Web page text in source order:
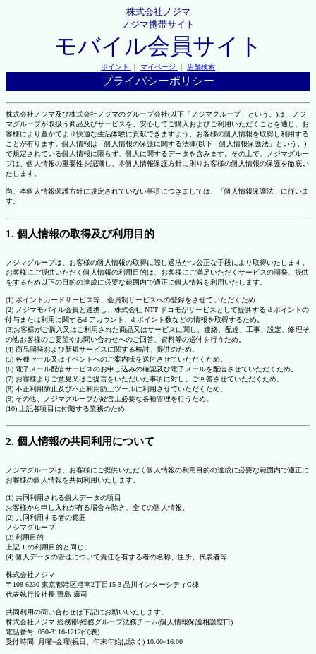
株式会社ノジマ
ノジマ携帯サイト
モバイル会員サイト
ポイント ｜ マイページ ｜ 店舗検索
プライバシーポリシー
株式会社ノジマ及び株式会社ノジマのグループ会社(以下「ノジマグループ」という。)は、ノジ
マグループが取扱う商品及びサービスを、安心してご購入およびご利用いただくことを通じ、お
客様により豊かでより快適な生活体験に貢献できますよう、お客様の個人情報を取得し利用する
ことが有ります。個人情報は「個人情報の保護に関する法律(以下「個人情報保護法」という。)
で規定されている個人情報に限らず、個人に関するデータを含みます。その上で、ノジマグルー
プは、個人情報の重要性を認識し、本個人情報保護方針に則りお客様の個人情報の保護を徹底い
たします。
尚、本個人情報保護方針に規定されていない事項につきましては、「個人情報保護法」に従いま
す。
1. 個人情報の取得及び利用目的
ノジマグループは、お客様の個人情報の取得に際し適法かつ公正な手段により取得いたします。
お客様にご提供いただく個人情報の利用目的は、お客様にご満足いただくサービスの開発、提供
をするため以下の目的の達成に必要な範囲内で適正に個人情報を利用いたします。
(1) ポイントカードサービス等、会員制サービスへの登録をさせていただくため
(2) ノジマモバイル会員と連携し、株式会社 NTT ドコモがサービスとして提供する d ポイントの
付与または利用に関するd アカウント、d ポイント数などの情報を取得するため。
(3)お客様がご購入又はご利用された商品又はサービスに関し、連絡、配達、工事、設定、修理そ
の他お客様のご要望やお問い合わせへのご回答、資料等の送付を行うため。
(4) 商品開発および新規サービスに関する検討、提供のため。
(5) 各種セール又はイベントへのご案内状を送付させていただくため。
(6) 電子メール配信サービスのお申し込みの確認及び電子メールを配信させていただくため。
(7) お客様よりご意見又はご提言をいただいた事項に対し、ご回答させていただくため。
(8) 不正利用防止及び不正利用防止ツールに利用させていただくため。
(9) その他、ノジマグループが経営上必要な各種管理を行うため。
(10) 上記各項目に付随する業務のため
2. 個人情報の共同利用について
ノジマグループは、お客様にご提供いただく個人情報の利用目的の達成に必要な範囲内で適正に
お客様の個人情報を共同利用いたします。
(1) 共同利用される個人データの項目
お客様から申し入れが有る場合を除き、全ての個人情報。
(2) 共同利用する者の範囲
ノジマグループ
(3) 利用目的
上記 1.の利用目的と同じ。
(4) 個人データの管理について責任を有する者の名称、住所、代表者等
株式会社ノジマ
〒108-6230 東京都港区港南2丁目15-3 品川インターシティC棟
代表執行役社長 野島 廣司
共同利用の問い合わせは下記にお願いいたします。
株式会社ノジマ 総務部/総務グループ法務チーム(個人情報保護相談窓口)
電話番号: 050-3116-1212(代表)
受付時間: 月曜~金曜(祝日、年末年始は除く) 10:00~16:00